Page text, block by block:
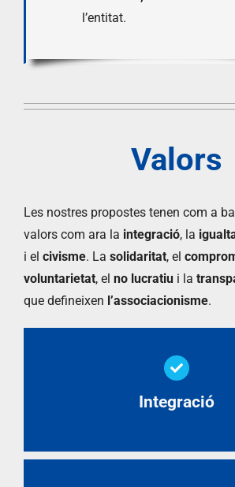
l’entitat.
Valors
Les nostres propostes tenen com a
valors com ara la integració, la
i el civisme. La solidaritat, el
voluntarietat, el no lucratiui la
que defineixen l’associacionisme.
Integració